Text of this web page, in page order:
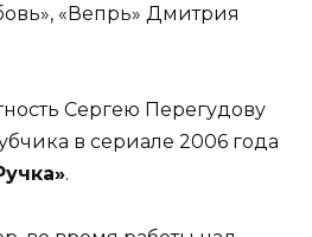
«Вепрь» Дмитрия
Сергею Перегудову
в сериале 2006 года
.